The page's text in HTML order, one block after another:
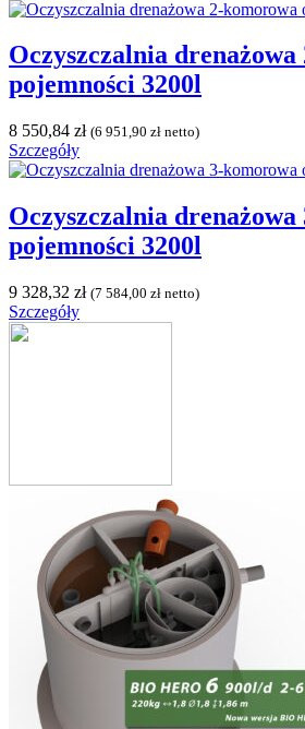
Oczyszczalnia
pojemności 3200l
8 550,84 zł (6 951,90 zł netto)
Szczegóły
Oczyszczalnia
pojemności 3200l
9 328,32 zł (7 584,00 zł netto)
Szczegóły